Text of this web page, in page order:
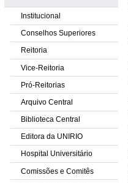
Institucional
Conselhos Superiores
Reitoria
Vice-Reitoria
Pró-Reitorias
Arquivo Central
Biblioteca Central
Editora da UNIRIO
Hospital Universitário
Comissões e Comitês